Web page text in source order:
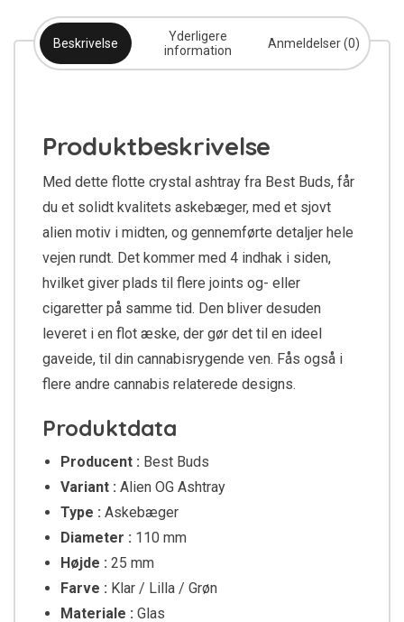
Beskrivelse
Yderligere
information
Anmeldelser (0)
Produktbeskrivelse
Med dette flotte crystal ashtray fra Best Buds, får
du et solidt kvalitets askebæger, med et sjovt
alien motiv i midten, og gennemførte detaljer hele
vejen rundt. Det kommer med 4 indhak i siden,
hvilket giver plads til flere joints og- eller
cigaretter på samme tid. Den bliver desuden
leveret i en flot æske, der gør det til en ideel
gaveide, til din cannabisrygende ven. Fås også i
flere andre cannabis relaterede designs.
Produktdata
Producent : Best Buds
Variant : Alien OG Ashtray
Type : Askebæger
Diameter : 110 mm
Højde : 25 mm
Farve : Klar / Lilla / Grøn
Materiale : Glas